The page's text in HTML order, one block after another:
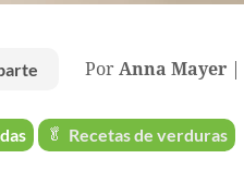
Por Anna Mayer
🥬 Recetas de verduras